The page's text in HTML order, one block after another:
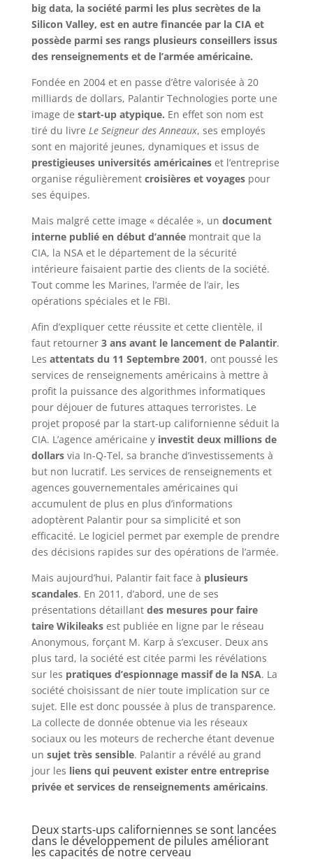
big data, la société parmi les plus secrètes de la
Silicon Valley, est en autre financée par la CIA et
possède parmi ses rangs plusieurs conseillers issus
des renseignements et de l’armée américaine.
Fondée en 2004 et en passe d’être valorisée à 20
milliards de dollars, Palantir Technologies porte une
image de start-up atypique. En effet son nom est
tiré du livre Le Seigneur des Anneaux, ses employés
sont en majorité jeunes, dynamiques et issus de
prestigieuses universités américaineset l’entreprise
organise régulièrement croisières et voyagespour
ses équipes.
Mais malgré cette image « décalée », un document
interne publié en début d’annéemontrait que la
CIA, la NSA et le département de la sécurité
intérieure faisaient partie des clients de la société.
Tout comme les Marines, l’armée de l’air, les
opérations spéciales et le FBI.
Afin d’expliquer cette réussite et cette clientèle, il
faut retourner 3 ans avant le lancement de Palantir.
Les attentats du 11 Septembre 2001, ont poussé les
services de renseignements américains à mettre à
profit la puissance des algorithmes informatiques
pour déjouer de futures attaques terroristes. Le
projet proposé par la start-up californienne séduit la
CIA. L’agence américaine y investit deux millions de
dollarsvia In-Q-Tel, sa branche d’investissements à
but non lucratif. Les services de renseignements et
agences gouvernementales américaines qui
accumulent de plus en plus d’informations
adoptèrent Palantir pour sa simplicité et son
efficacité. Le logiciel permet par exemple de prendre
des décisions rapides sur des opérations de l’armée.
Mais aujourd’hui, Palantir fait face à plusieurs
scandales. En 2011, d’abord, une de ses
présentations détaillant des mesures pour faire
taire Wikileaksest publiée en ligne par le réseau
Anonymous, forçant M. Karp à s’excuser. Deux ans
plus tard, la société est citée parmi les révélations
sur les pratiques d’espionnage massif de la NSA. La
société choisissant de nier toute implication sur ce
sujet. Elle est donc poussée à plus de transparence.
La collecte de donnée obtenue via les réseaux
sociaux ou les moteurs de recherche étant devenue
un sujet très sensible. Palantir a révélé au grand
jour les liens qui peuvent exister entre entreprise
privée et services de renseignements américains.
Deux starts-ups californiennes se sont lancées
dans le développement de pilules améliorant
les capacités de notre cerveau